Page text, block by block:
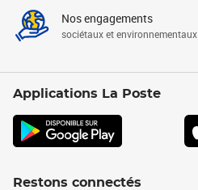
Nos engagements
sociétaux et environnementaux
Applications La Poste
Restons connectés